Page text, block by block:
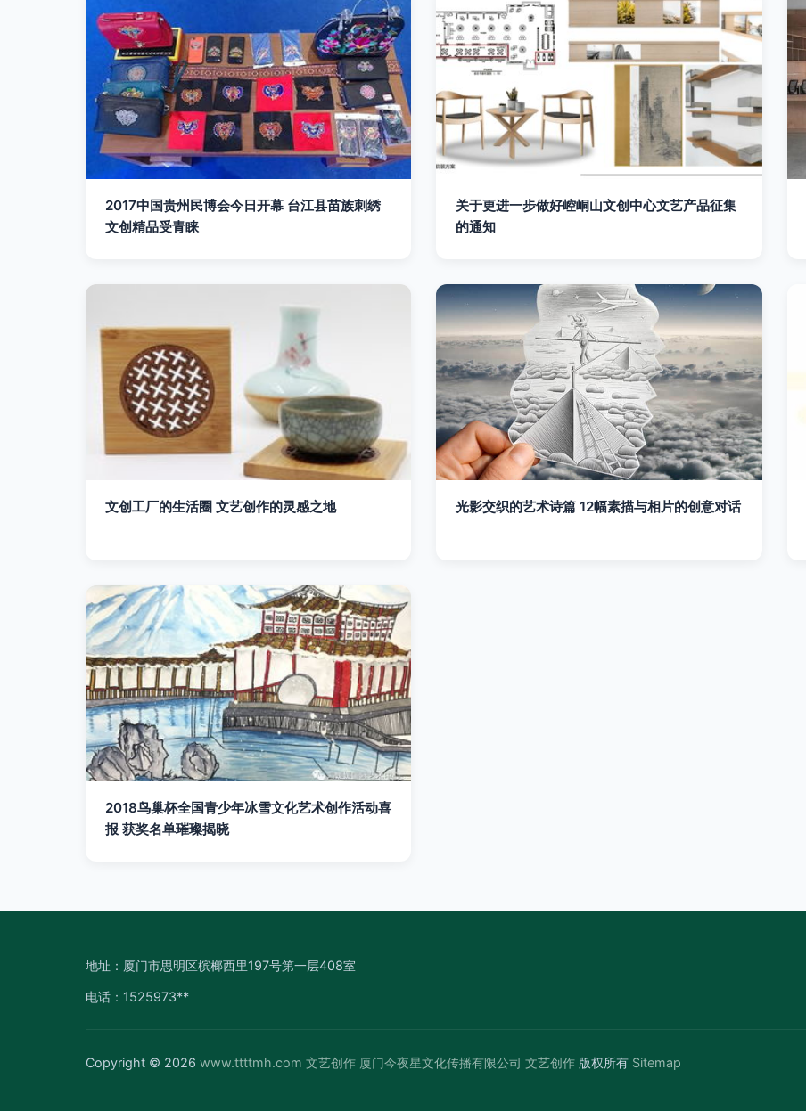
2017中国贵州民博会今日开幕 台江县苗族刺绣
文创精品受青睐
关于更进一步做好崆峒山文创中心文艺产品征集
的通知
文创工厂的生活圈 文艺创作的灵感之地 光影交织的艺术诗篇 12幅素描与相片的创意对话
2018鸟巢杯全国青少年冰雪文化艺术创作活动喜
报 获奖名单璀璨揭晓
地址：厦门市思明区槟榔西里197号第一层408室
电话：1525973**
Copyright © 2026 www.ttttmh.com 文艺创作 厦门今夜星文化传播有限公司 文艺创作 版权所有 Sitemap